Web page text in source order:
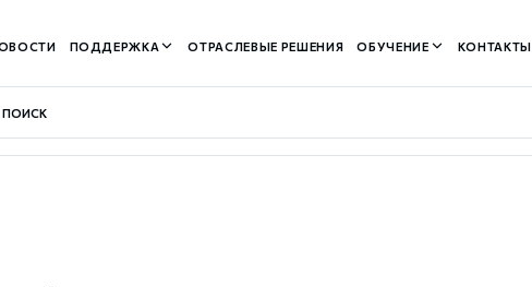
ПОДДЕРЖКА ОТРАСЛЕВЫЕ РЕШЕНИЯ ОБУЧЕНИЕ КОНТАКТЫ